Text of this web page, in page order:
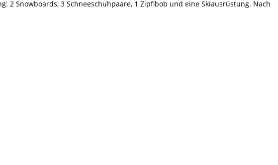
Snowboards, 3 Schneeschuhpaare, 1 Zipflbob und eine Skiausrüstung. Nach